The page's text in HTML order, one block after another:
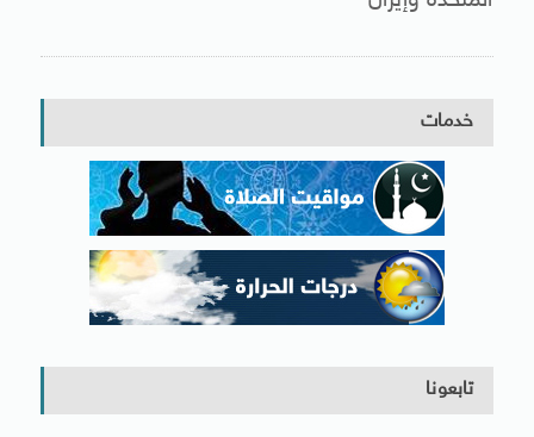
خدمات
تابعونا